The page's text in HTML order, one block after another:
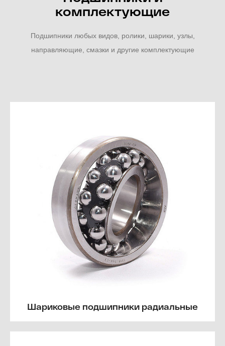
комплектующие
Подшипники любых видов, ролики, шарики, узлы,
направляющие, смазки и другие комплектующие
Шариковые подшипники радиальные